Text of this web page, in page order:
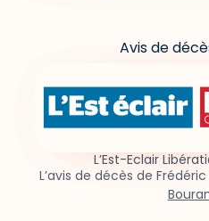
Avis de
L’Est-Eclair
L’avis de décès de